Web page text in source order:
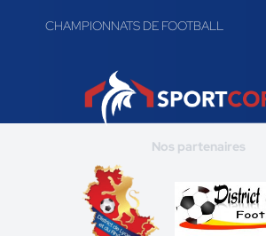
CHAMPIONNATS DE FOOTBALL
Nos partenaires